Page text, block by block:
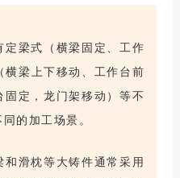
梁式（横梁固定、工作
梁上下移动、工作台前
固定，龙门架移动）等不
的加工场景。
滑枕等大铸件通常采用